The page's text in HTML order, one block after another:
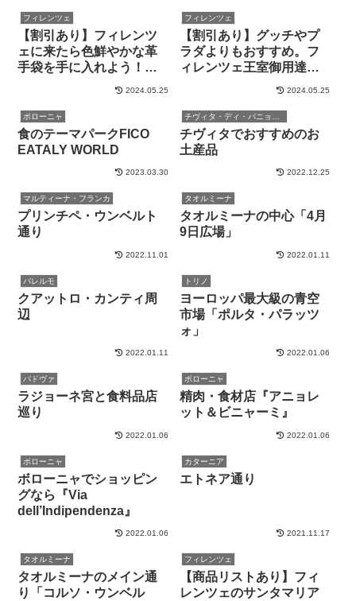
フィレンツェ
【割引あり】フィレンツ
ェに来たら色鮮やかな革
手袋を手に入れよう！老
舗手袋専門店「ルチアー
2024.05.25
フィレンツェ
【割引あり】グッチやプ
ラダよりもおすすめ。フ
ィレンツェ王室御用達の
革バッグ「OTTINO」が素
2024.05.25
ボローニャ
食のテーマパークFICO
EATALY WORLD
2023.03.30
チヴィタでおすすめのお
土産品
2022.12.25
マルティーナ・フランカ
プリンチペ・ウンベルト
通り
2022.11.01
タオルミーナ
タオルミーナの中心「4月
9日広場」
2022.01.11
パレルモ
クアットロ・カンティ周
辺
2022.01.11
トリノ
ヨーロッパ最大級の青空
市場「ポルタ・パラッツ
ォ」
2022.01.06
パドヴァ
ラジョーネ宮と食料品店
巡り
2022.01.06
ボローニャ
精肉・食材店『アニョレ
ット＆ビニャーミ』
2022.01.06
ボローニャ
ボローニャでショッピン
グなら『Via
dell’Indipendenza』
2022.01.06
カターニア
エトネア通り
2021.11.17
タオルミーナ
タオルミーナのメイン通
り「コルソ・ウンベル
フィレンツェ
【商品リストあり】フィ
レンツェのサンタマリア